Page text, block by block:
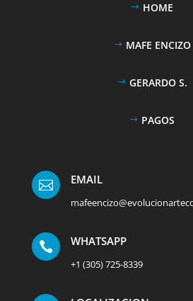
HOME
MAFE ENCIZO
GERARDO S.
PAGOS
 EMAIL
 WHATSAPP
+1 (305) 725-8339